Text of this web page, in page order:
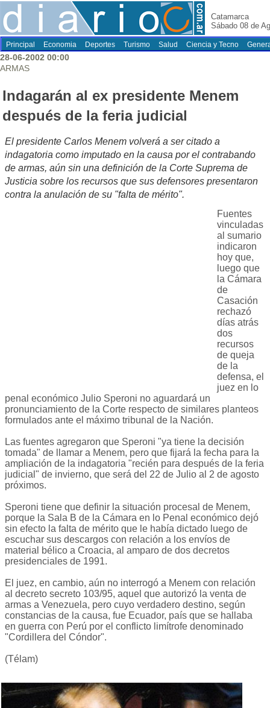
Catamarca
Sábado 08 de
Principal Economia Deportes Turismo Salud Ciencia y Tecno
28-06-2002 00:00
ARMAS
Indagarán al ex presidente Menem
después de la feria judicial
El presidente Carlos Menem volverá a ser citado a
indagatoria como imputado en la causa por el contrabando
de armas, aún sin una definición de la Corte Suprema de
Justicia sobre los recursos que sus defensores presentaron
contra la anulación de su "falta de mérito".
Fuentes
vinculadas
al sumario
indicaron
hoy que,
luego que
la Cámara
de
Casación
rechazó
días atrás
dos
recursos
de queja
de la
defensa, el
juez en lo
penal económico Julio Speroni no aguardará un
pronunciamiento de la Corte respecto de similares planteos
formulados ante el máximo tribunal de la Nación.
Las fuentes agregaron que Speroni "ya tiene la decisión
tomada" de llamar a Menem, pero que fijará la fecha para la
ampliación de la indagatoria "recién para después de la feria
judicial" de invierno, que será del 22 de Julio al 2 de agosto
próximos.
Speroni tiene que definir la situación procesal de Menem,
porque la Sala B de la Cámara en lo Penal económico dejó
sin efecto la falta de mérito que le había dictado luego de
escuchar sus descargos con relación a los envíos de
material bélico a Croacia, al amparo de dos decretos
presidenciales de 1991.
El juez, en cambio, aún no interrogó a Menem con relación
al decreto secreto 103/95, aquel que autorizó la venta de
armas a Venezuela, pero cuyo verdadero destino, según
constancias de la causa, fue Ecuador, país que se hallaba
en guerra con Perú por el conflicto limítrofe denominado
"Cordillera del Cóndor".
(Télam)